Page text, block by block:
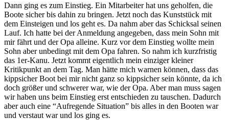
Dann ging es zum Einstieg. Ein Mitarbeiter hat uns geholfen, die
Boote sicher bis dahin zu bringen. Jetzt noch das Kunststück mit
dem Einsteigen und los geht es. Da nahm aber das Schicksal seinen
Lauf. Ich hatte bei der Anmeldung angegeben, dass mein Sohn mit
mir fährt und der Opa alleine. Kurz vor dem Einstieg wollte mein
Sohn aber unbedingt mit dem Opa fahren. So nahm ich kurzfristig
das 1er-Kanu. Jetzt kommt eigentlich mein einziger kleiner
Kritikpunkt an dem Tag. Man hätte mich warnen können, dass das
kippsicher Boot bei mir nicht ganz so kippsicher sein könnte, da ich
doch größer und schwerer war, wie der Opa. Aber man muss sagen
wir haben uns beim Einstieg erst entschieden zu tauschen. Dadurch
aber auch eine “Aufregende Situation” bis alles in den Booten war
und verstaut war und los ging es.